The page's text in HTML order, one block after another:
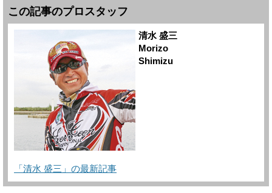
この記事のプロスタッフ
清水 盛三
Morizo
Shimizu
「清水 盛三」の最新記事